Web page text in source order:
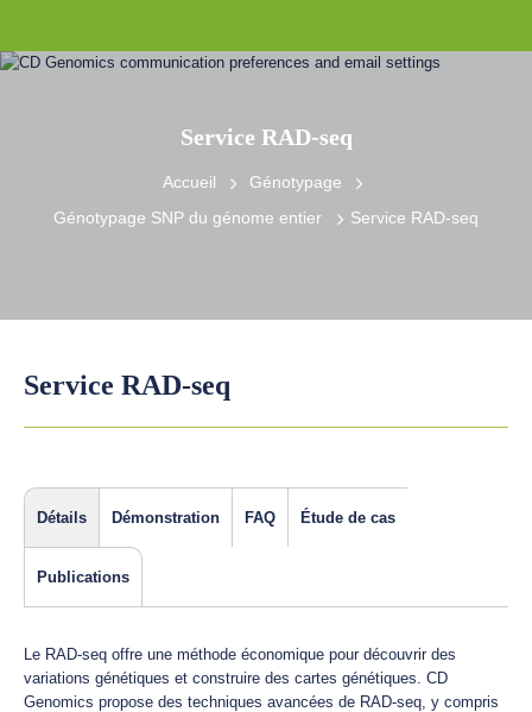
Service RAD-seq
Accueil
Génotypage
Génotypage SNP du génome entier
Service RAD-seq
Service RAD-seq
Détails Démonstration FAQ Étude de cas
Publications
Le RAD-seq offre une méthode économique pour découvrir des
variations génétiques et construire des cartes génétiques. CD
Genomics propose des techniques avancées de RAD-seq, y compris